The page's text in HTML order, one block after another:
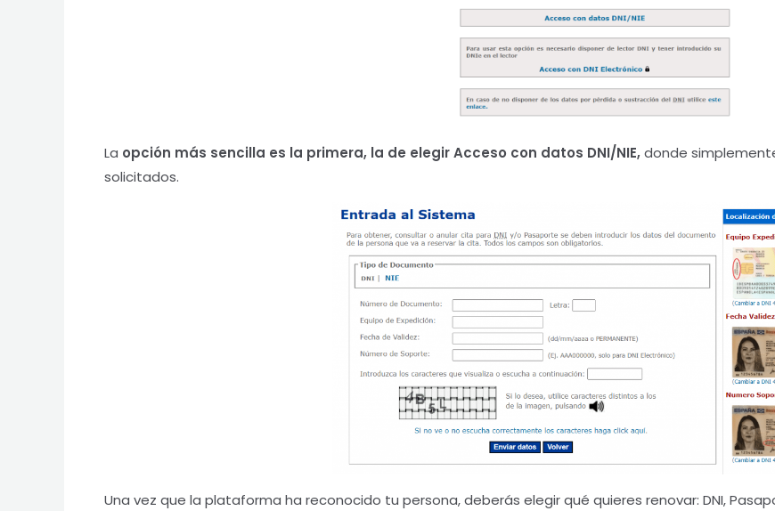
La opción más sencilla es la primera, la de elegir Acceso con datos DNI/NIE,donde
solicitados.
Una vez que la plataforma ha reconocido tu persona, deberás elegir qué quieres renovar: DNI,